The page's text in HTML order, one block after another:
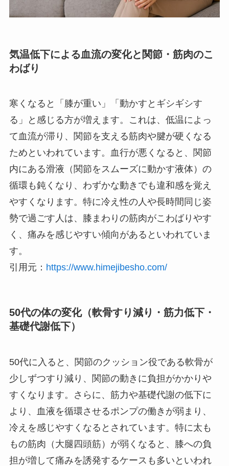
気温低下による血流の変化と関節・筋肉のこ
わばり
寒くなると「膝が重い」「動かすとギシギシす
る」と感じる方が増えます。これは、低温によっ
て血流が滞り、関節を支える筋肉や腱が硬くなる
ためといわれています。血行が悪くなると、関節
内にある滑液（関節をスムーズに動かす液体）の
循環も鈍くなり、わずかな動きでも違和感を覚え
やすくなります。特に冷え性の人や長時間同じ姿
勢で過ごす人は、膝まわりの筋肉がこわばりやす
く、痛みを感じやすい傾向があるといわれていま
す。
引用元： https://www.himejibesho.com/
50代の体の変化（軟骨すり減り・筋力低下・
基礎代謝低下）
50代に入ると、関節のクッション役である軟骨が
少しずつすり減り、関節の動きに負担がかかりや
すくなります。さらに、筋力や基礎代謝の低下に
より、血液を循環させるポンプの働きが弱まり、
冷えを感じやすくなるとされています。特に太も
もの筋肉（大腿四頭筋）が弱くなると、膝への負
担が増して痛みを誘発するケースも多いといわれ